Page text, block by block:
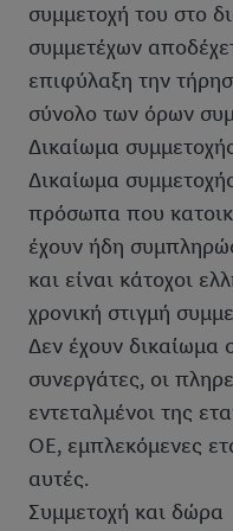
συμμετοχή του στο
συμμετέχων
επιφύλαξη την
σύνολο των όρων
Δικαίωμα
Δικαίωμα
πρόσωπα που
έχουν ήδη
και είναι κάτοχοι
χρονική στιγμή
Δεν έχουν δικαίωμα
συνεργάτες, οι
εντεταλμένοι της
ΟΕ, εμπλεκόμενες
αυτές.
Συμμετοχή και δώρα